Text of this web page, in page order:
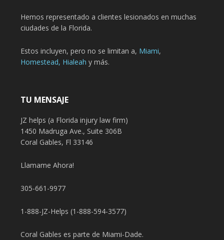
Hemos representado a clientes lesionados en muchas
ciudades de la Florida.
Estos incluyen, pero no se limitan a, Miami,
Homestead, Hialeah y más.
TU MENSAJE
JZ helps (a Florida injury law firm)
1450 Madruga Ave., Suite 306B
Coral Gables, Fl 33146
Llamame Ahora!
305-661-9977
1-888-JZ-Helps (1-888-594-3577)
Coral Gables es parte de Miami-Dade.